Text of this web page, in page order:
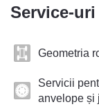
Service-uri
Geometria
Servicii
anvelope și